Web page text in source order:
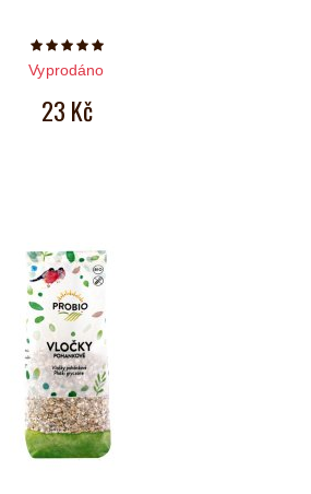
Počet hvězdiček je 5 z 5
Vyprodáno
23 Kč